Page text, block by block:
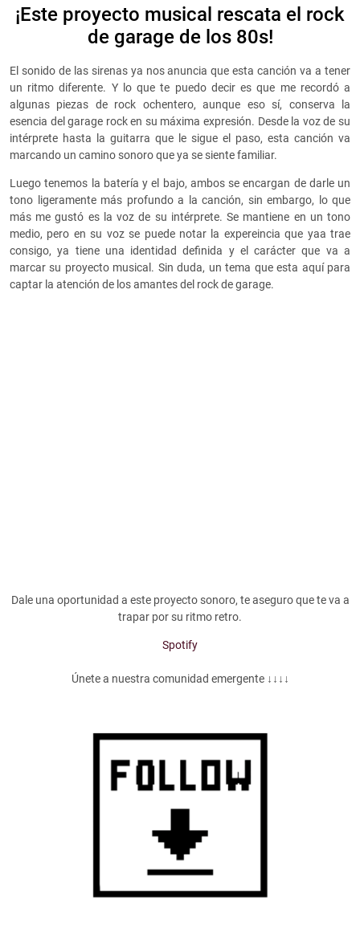
¡Este proyecto musical rescata el rock
de garage de los 80s!
El sonido de las sirenas ya nos anuncia que esta canción va a tener
un ritmo diferente. Y lo que te puedo decir es que me recordó a
algunas piezas de rock ochentero, aunque eso sí, conserva la
esencia del garage rock en su máxima expresión. Desde la voz de su
intérprete hasta la guitarra que le sigue el paso, esta canción va
marcando un camino sonoro que ya se siente familiar.
Luego tenemos la batería y el bajo, ambos se encargan de darle un
tono ligeramente más profundo a la canción, sin embargo, lo que
más me gustó es la voz de su intérprete. Se mantiene en un tono
medio, pero en su voz se puede notar la expereincia que yaa trae
consigo, ya tiene una identidad definida y el carácter que va a
marcar su proyecto musical. Sin duda, un tema que esta aquí para
captar la atención de los amantes del rock de garage.
Dale una oportunidad a este proyecto sonoro, te aseguro que te va a
trapar por su ritmo retro.
Spotify
Únete a nuestra comunidad emergente ↓↓↓↓